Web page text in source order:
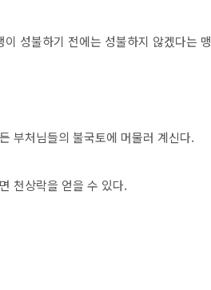
성불하기 전에는 성불하지 않겠다는 맹
부처님들의 불국토에 머물러 계신다.
천상락을 얻을 수 있다.